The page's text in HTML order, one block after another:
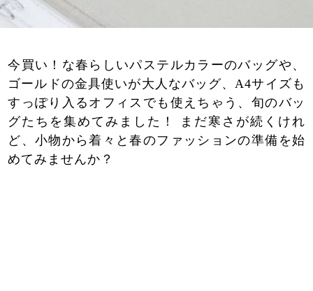
今買い！な春らしいパステルカラーのバッグや、
ゴールドの金具使いが大人なバッグ、A4サイズも
すっぽり入るオフィスでも使えちゃう、旬のバッ
グたちを集めてみました！ まだ寒さが続くけれ
ど、小物から着々と春のファッションの準備を始
めてみませんか？